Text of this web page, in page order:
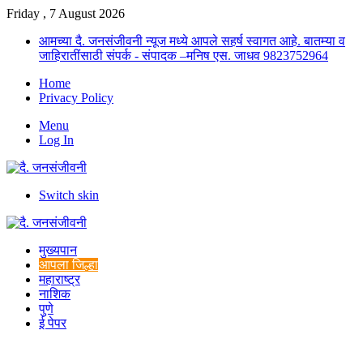
Friday , 7 August 2026
आमच्या दै. जनसंजीवनी न्यूज मध्ये आपले सहर्ष स्वागत आहे. बातम्या व
जाहिरातींसाठी संपर्क - संपादक –मनिष एस. जाधव 9823752964
Home
Privacy Policy
Menu
Log In
Switch skin
मुख्यपान
आपला जिल्हा
महाराष्ट्र
नाशिक
पुणे
ई पेपर